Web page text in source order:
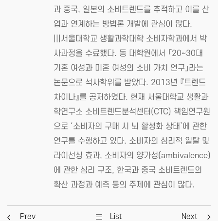
과 중국, 일본의 소비트렌드를 추적하고 이를 산
업과 연계하는 방법론 개발에 관심이 많다.
|||서울대학교 생활과학대학 소비자학과에서 박
사과정을 수료했다. 동 대학원에서 「20~30대
기혼 여성과 미혼 여성의 소비 가치 연구」라는
논문으로 석사학위를 받았다. 2013년 『트렌드
차이나』를 공저하였다. 현재 서울대학교 생활과
학연구소 소비트렌드분석센터(CTC) 책임연구원
으로 ‘소비자의 구매 시 뇌 활성화 상태’에 관한
연구를 수행하고 있다. 소비자의 심리적 일탈 및
라이선싱 효과, 소비자의 양가성(ambivalence)
에 관한 심리 구조, 한국과 중국 소비트렌드의
확산 과정과 예측 등의 주제에 관심이 많다.
Prev List Next